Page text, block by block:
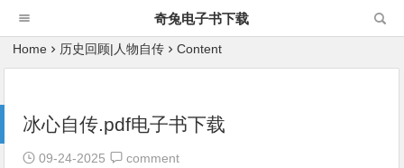
奇兔电子书下载
Home 历史回顾|人物自传 Content
冰心自传.pdf电子书下载
09-24-2025 comment